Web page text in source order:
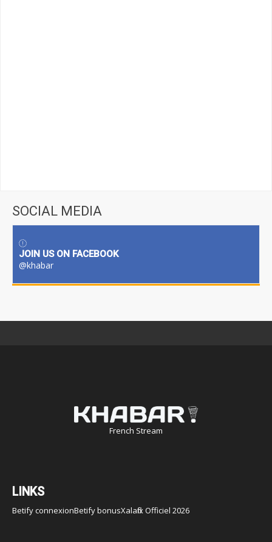
SOCIAL MEDIA
JOIN US ON FACEBOOK
@khabar
French Stream
LINKS
Betify connexionBetify bonusXalaflix Officiel 2026